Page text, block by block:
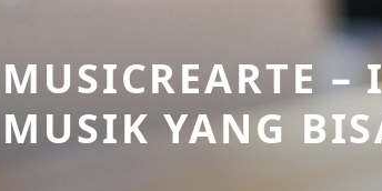
MUSICREARTE –
MUSIK YANG